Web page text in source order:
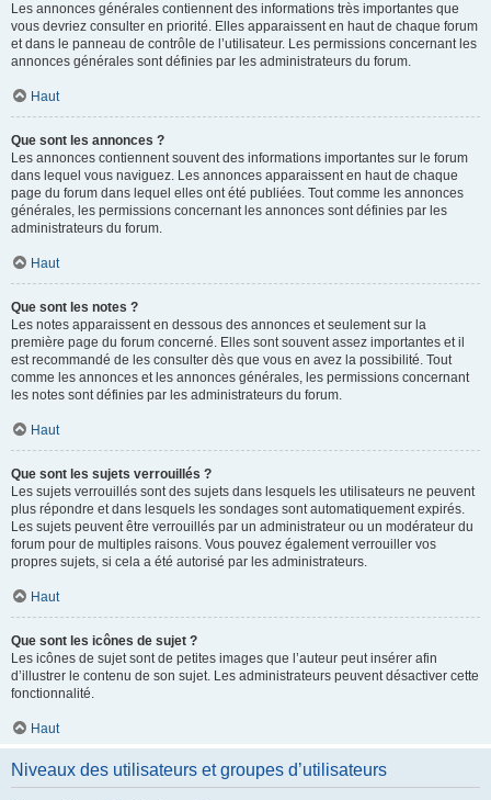
Les annonces générales contiennent des informations très importantes que
vous devriez consulter en priorité. Elles apparaissent en haut de chaque forum
et dans le panneau de contrôle de l’utilisateur. Les permissions concernant les
annonces générales sont définies par les administrateurs du forum.
Haut
Que sont les annonces ?
Les annonces contiennent souvent des informations importantes sur le forum
dans lequel vous naviguez. Les annonces apparaissent en haut de chaque
page du forum dans lequel elles ont été publiées. Tout comme les annonces
générales, les permissions concernant les annonces sont définies par les
administrateurs du forum.
Haut
Que sont les notes ?
Les notes apparaissent en dessous des annonces et seulement sur la
première page du forum concerné. Elles sont souvent assez importantes et il
est recommandé de les consulter dès que vous en avez la possibilité. Tout
comme les annonces et les annonces générales, les permissions concernant
les notes sont définies par les administrateurs du forum.
Haut
Que sont les sujets verrouillés ?
Les sujets verrouillés sont des sujets dans lesquels les utilisateurs ne peuvent
plus répondre et dans lesquels les sondages sont automatiquement expirés.
Les sujets peuvent être verrouillés par un administrateur ou un modérateur du
forum pour de multiples raisons. Vous pouvez également verrouiller vos
propres sujets, si cela a été autorisé par les administrateurs.
Haut
Que sont les icônes de sujet ?
Les icônes de sujet sont de petites images que l’auteur peut insérer afin
d’illustrer le contenu de son sujet. Les administrateurs peuvent désactiver cette
fonctionnalité.
Haut
Niveaux des utilisateurs et groupes d’utilisateurs